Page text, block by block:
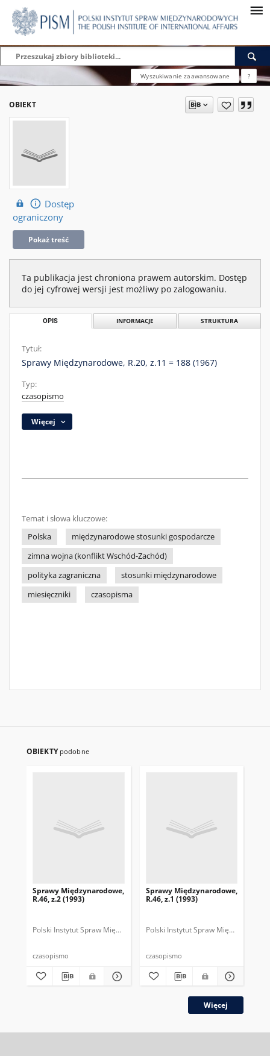
Wyszukiwanie zaawansowane ?
OBIEKT
Dostęp
ograniczony
Pokaż treść
Ta publikacja jest chroniona prawem autorskim. Dostęp
do jej cyfrowej wersji jest możliwy po zalogowaniu.
OPIS INFORMACJE STRUKTURA
Tytuł:
Sprawy Międzynarodowe, R.20, z.11 = 188 (1967)
Typ:
czasopismo
Więcej
Temat i słowa kluczowe:
Polska
międzynarodowe stosunki gospodarcze
zimna wojna (konflikt Wschód-Zachód)
polityka zagraniczna
stosunki międzynarodowe
miesięczniki
czasopisma
OBIEKTY podobne
Sprawy Międzynarodowe,
R.46, z.2 (1993)
Polski Instytut Spraw Międzynarodowych. Polska Fundacja Spraw
czasopismo
Sprawy Międzynarodowe,
R.46, z.1 (1993)
Polski Instytut Spraw
czasopismo
Więcej